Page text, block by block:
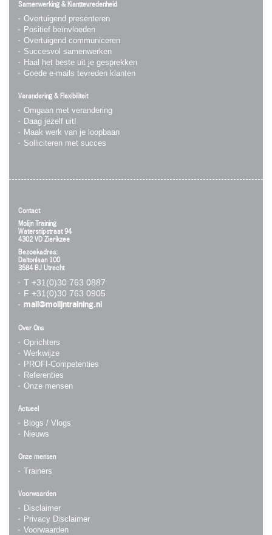
Samenwerking & Klanttevredenheid
Overtuigend presenteren
Positief beïnvloeden
Overtuigend communiceren
Succesvol samenwerken
Haal het beste uit je gesprekken
Goede e-mails tevreden klanten
Verandering & Flexibiliteit
Omgaan met verandering
Daag jezelf uit!
Maak werk van je loopbaan
Solliciteren met succes
Contact
Molijn Training
Watersnipstraat 94
4302 VD Zierikzee
Bezoekadres:
Daltonlaan 100
3584 BJ Utrecht
T +31(0)30 763 0887
F +31(0)30 763 0905
mail@molijntraining.nl
Over Ons
Oprichters
Werkwijze
PROFI-Competenties
Referenties
Onze mensen
Actueel
Blogs / Vlogs
Nieuws
Onze mensen
Trainers
Voorwaarden
Disclaimer
Privacy Disclaimer
Voorwaarden